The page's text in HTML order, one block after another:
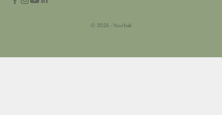
© 2026 - Vuurbak